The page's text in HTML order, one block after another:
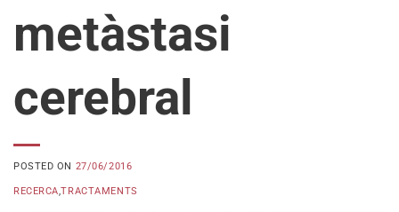
metàstasi
cerebral
POSTED ON 27/06/2016
RECERCA,TRACTAMENTS